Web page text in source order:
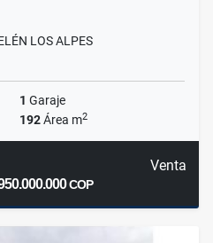
LOS ALPES
1 Garaje
192Área m2
Venta
COP